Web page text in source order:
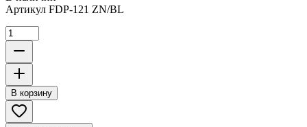
Артикул FDP-121 ZN/BL
В корзину